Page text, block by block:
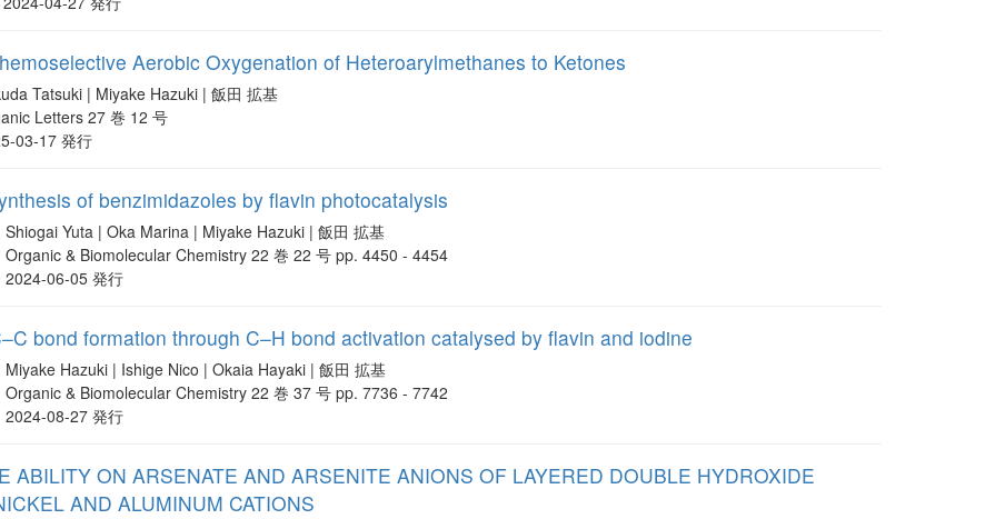
Aerobic Oxygenation of Heteroarylmethanes to Ketones
Tatsuki | Miyake Hazuki | 飯田 拡基
Letters 27 巻 12 号
03-17 発行
of benzimidazoles by flavin photocatalysis
Shiogai Yuta | Oka Marina | Miyake Hazuki | 飯田 拡基
Organic & Biomolecular Chemistry 22 巻 22 号 pp. 4450 - 4454
2024-06-05 発行
bond formation through C–H bond activation catalysed by flavin and iodine
Miyake Hazuki | Ishige Nico | Okaia Hayaki | 飯田 拡基
Organic & Biomolecular Chemistry 22 巻 37 号 pp. 7736 - 7742
2024-08-27 発行
ABILITY ON ARSENATE AND ARSENITE ANIONS OF LAYERED DOUBLE HYDROXIDE
AND ALUMINUM CATIONS